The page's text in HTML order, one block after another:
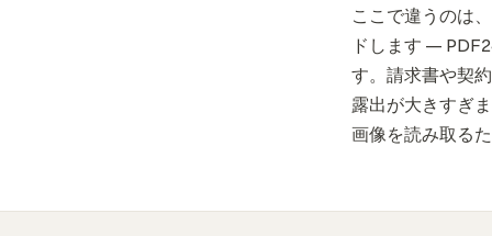
ここで違うのは
ドします —
す。請求書や契
露出が大きすぎ
画像を読み取る